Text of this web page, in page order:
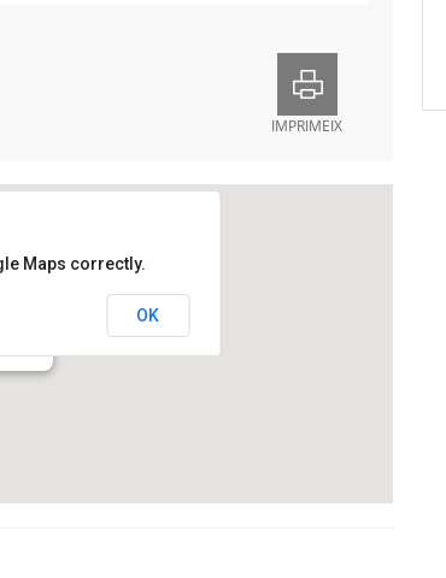
IMPRIMEIX
1,
Maps correctly.
OK